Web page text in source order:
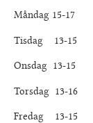
Måndag 15-17
Tisdag 13-15
Onsdag 13-15
Torsdag 13-16
Fredag 13-15